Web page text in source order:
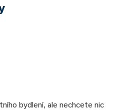
bydlení, ale nechcete nic